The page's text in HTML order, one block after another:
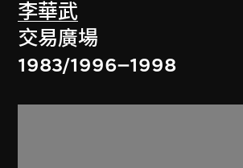
李華武
交易廣場
1983/1996–1998